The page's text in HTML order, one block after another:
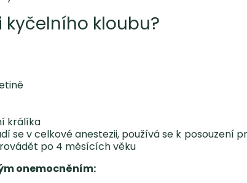
kloubu?
králíka
se v celkové anestezii, používá se k posouzení
po 4 měsících věku
onemocněním: